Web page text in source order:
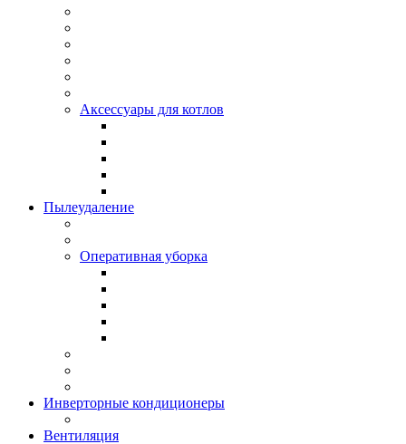
Аксессуары для котлов
Пылеудаление
Оперативная уборка
Инверторные кондиционеры
Вентиляция